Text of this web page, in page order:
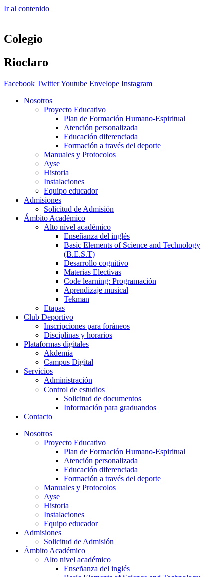
Ir al contenido
Colegio
Rioclaro
Facebook TwitterYoutube Envelope Instagram
Nosotros
Proyecto Educativo
Plan de Formación Humano-Espiritual
Atención personalizada
Educación diferenciada
Formación a través del deporte
Manuales y Protocolos
Ayse
Historia
Instalaciones
Equipo educador
Admisiones
Solicitud de Admisión
Ámbito Académico
Alto nivel académico
Enseñanza del inglés
Basic Elements of Science and Technology
(B.E.S.T)
Desarrollo cognitivo
Materias Electivas
Code learning: Programación
Aprendizaje musical
Tekman
Etapas
Club Deportivo
Inscripciones para foráneos
Disciplinas y horarios
Plataformas digitales
Akdemia
Campus Digital
Servicios
Administración
Control de estudios
Solicitud de documentos
Información para graduandos
Contacto
Nosotros
Proyecto Educativo
Plan de Formación Humano-Espiritual
Atención personalizada
Educación diferenciada
Formación a través del deporte
Manuales y Protocolos
Ayse
Historia
Instalaciones
Equipo educador
Admisiones
Solicitud de Admisión
Ámbito Académico
Alto nivel académico
Enseñanza del inglés